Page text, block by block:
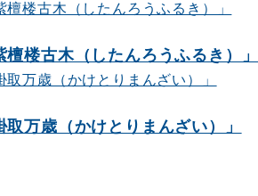
檀楼古木（したんろうふるき）」
万歳（かけとりまんざい）」